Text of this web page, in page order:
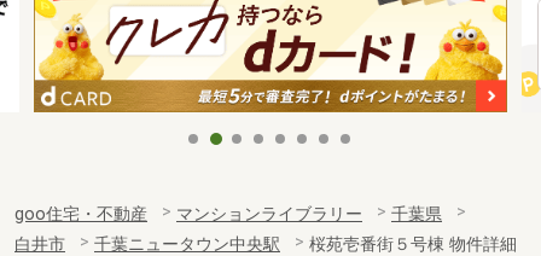
goo住宅・不動産 マンションライブラリー
千葉県
白井市
千葉ニュータウン中央駅 桜苑壱番街５号棟 物件詳細